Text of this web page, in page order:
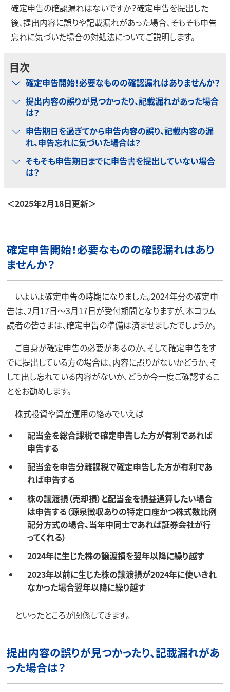
確定申告の確認漏れはないですか？確定申告を提出した
後、提出内容に誤りや記載漏れがあった場合、そもそも申告
忘れに気づいた場合の対処法についてご説明します。
目次
確定申告開始！必要なものの確認漏れはありませんか？
提出内容の誤りが見つかったり、記載漏れがあった場合
は？
申告期日を過ぎてから申告内容の誤り、記載内容の漏
れ、申告忘れに気づいた場合は？
そもそも申告期日までに申告書を提出していない場合
は？
＜2025年2月18日更新＞
確定申告開始！必要なものの確認漏れはあり
ませんか？
いよいよ確定申告の時期になりました。2024年分の確定申
告は、2月17日～3月17日が受付期間となりますが、本コラム
読者の皆さまは、確定申告の準備は済ませましたでしょうか。
ご自身が確定申告の必要があるのか、そして確定申告をす
でに提出している方の場合は、内容に誤りがないかどうか、そ
して出し忘れている内容がないか、どうか今一度ご確認するこ
とをお勧めします。
株式投資や資産運用の絡みでいえば
配当金を総合課税で確定申告した方が有利であれば
申告する
配当金を申告分離課税で確定申告した方が有利であ
れば申告する
株の譲渡損（売却損）と配当金を損益通算したい場合
は申告する（源泉徴収ありの特定口座かつ株式数比例
配分方式の場合、当年中同士であれば証券会社が行
ってくれる）
2024年に生じた株の譲渡損を翌年以降に繰り越す
2023年以前に生じた株の譲渡損が2024年に使いきれ
なかった場合翌年以降に繰り越す
といったところが関係してきます。
提出内容の誤りが見つかったり、記載漏れがあ
った場合は？